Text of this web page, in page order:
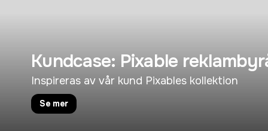
Kundcase: Pixable
Inspireras av vår kund Pixables kollektion
Se mer